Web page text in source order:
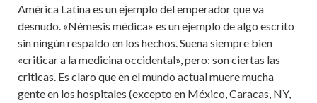
América Latina es un ejemplo del emperador que va
desnudo. «Némesis médica» es un ejemplo de algo escrito
sin ningún respaldo en los hechos. Suena siempre bien
«criticar a la medicina occidental», pero: son ciertas las
criticas. Es claro que en el mundo actual muere mucha
gente en los hospitales (excepto en México, Caracas, NY,